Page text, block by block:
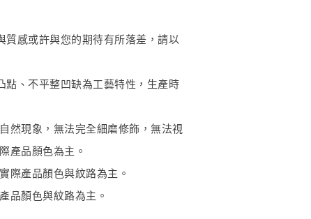
感或許與您的期待有所落差，請以
點、不平整凹缺為工藝特性，生產時
然現象，無法完全細磨修飾，無法視
產品顏色為主。
際產品顏色與紋路為主。
品顏色與紋路為主。